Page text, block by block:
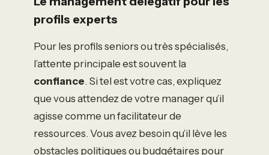
profils experts
Pour les profils seniors ou très spécialisés,
l’attente principale est souvent la
confiance. Si tel est votre cas, expliquez
que vous attendez de votre manager qu’il
agisse comme un facilitateur de
ressources. Vous avez besoin qu’il lève les
obstacles politiques ou budgétaires pour